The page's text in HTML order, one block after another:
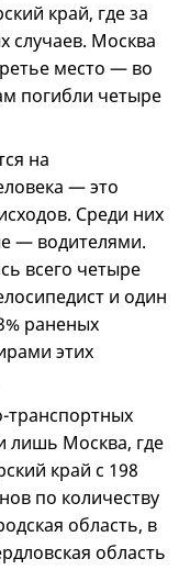
край, где за
случаев. Москва
место — во
погибли четыре
на
— это
Среди них
— водителями.
всего четыре
и один
раненых
этих
транспортных
лишь Москва, где
край с 198
по количеству
область, в
область